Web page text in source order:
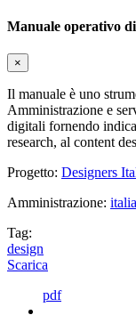
Manuale operativo
×
Il manuale è uno
Amministrazione e
digitali fornendo
research, al content
Progetto: Designers
Amministrazione: italia
Tag:
design
Scarica
pdf